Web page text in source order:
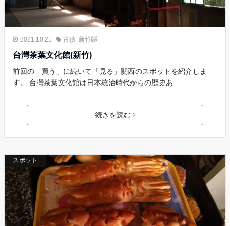
2021.10.21 古蹟 新竹縣
台灣茶葉文化館(新竹)
前回の「買う」に続いて「見る」關西のスポットを紹介しま
す。 台灣茶葉文化館は日本統治時代からの歴史あ
続きを読む
スポット